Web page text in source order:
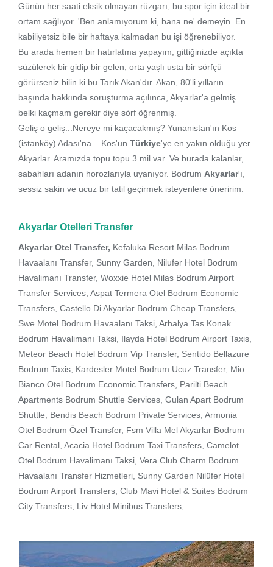
Günün her saati eksik olmayan rüzgarı, bu spor için ideal bir
ortam sağlıyor. 'Ben anlamıyorum ki, bana ne' demeyin. En
kabiliyetsiz bile bir haftaya kalmadan bu işi öğrenebiliyor.
Bu arada hemen bir hatırlatma yapayım; gittiğinizde açıkta
süzülerek bir gidip bir gelen, orta yaşlı usta bir sörfçü
görürseniz bilin ki bu Tarık Akan'dır. Akan, 80'li yılların
başında hakkında soruşturma açılınca, Akyarlar'a gelmiş
belki kaçmam gerekir diye sörf öğrenmiş.
Geliş o geliş...Nereye mi kaçacakmış? Yunanistan'ın Kos
(istanköy) Adası'na... Kos'un Türkiye'ye en yakın olduğu yer
Akyarlar. Aramızda topu topu 3 mil var. Ve burada kalanlar,
sabahları adanın horozlarıyla uyanıyor. Bodrum Akyarlar'ı,
sessiz sakin ve ucuz bir tatil geçirmek isteyenlere öneririm.
Akyarlar Otelleri Transfer
Akyarlar Otel Transfer, Kefaluka Resort Milas Bodrum
Havaalanı Transfer, Sunny Garden, Nilufer Hotel Bodrum
Havalimanı Transfer, Woxxie Hotel Milas Bodrum Airport
Transfer Services, Aspat Termera Otel Bodrum Economic
Transfers, Castello Di Akyarlar Bodrum Cheap Transfers,
Swe Motel Bodrum Havaalanı Taksi, Arhalya Tas Konak
Bodrum Havalimanı Taksi, Ilayda Hotel Bodrum Airport Taxis,
Meteor Beach Hotel Bodrum Vip Transfer, Sentido Bellazure
Bodrum Taxis, Kardesler Motel Bodrum Ucuz Transfer, Mio
Bianco Otel Bodrum Economic Transfers, Parilti Beach
Apartments Bodrum Shuttle Services, Gulan Apart Bodrum
Shuttle, Bendis Beach Bodrum Private Services, Armonia
Otel Bodrum Özel Transfer, Fsm Villa Mel Akyarlar Bodrum
Car Rental, Acacia Hotel Bodrum Taxi Transfers, Camelot
Otel Bodrum Havalimanı Taksi, Vera Club Charm Bodrum
Havaalanı Transfer Hizmetleri, Sunny Garden Nilüfer Hotel
Bodrum Airport Transfers, Club Mavi Hotel & Suites Bodrum
City Transfers, Liv Hotel Minibus Transfers,